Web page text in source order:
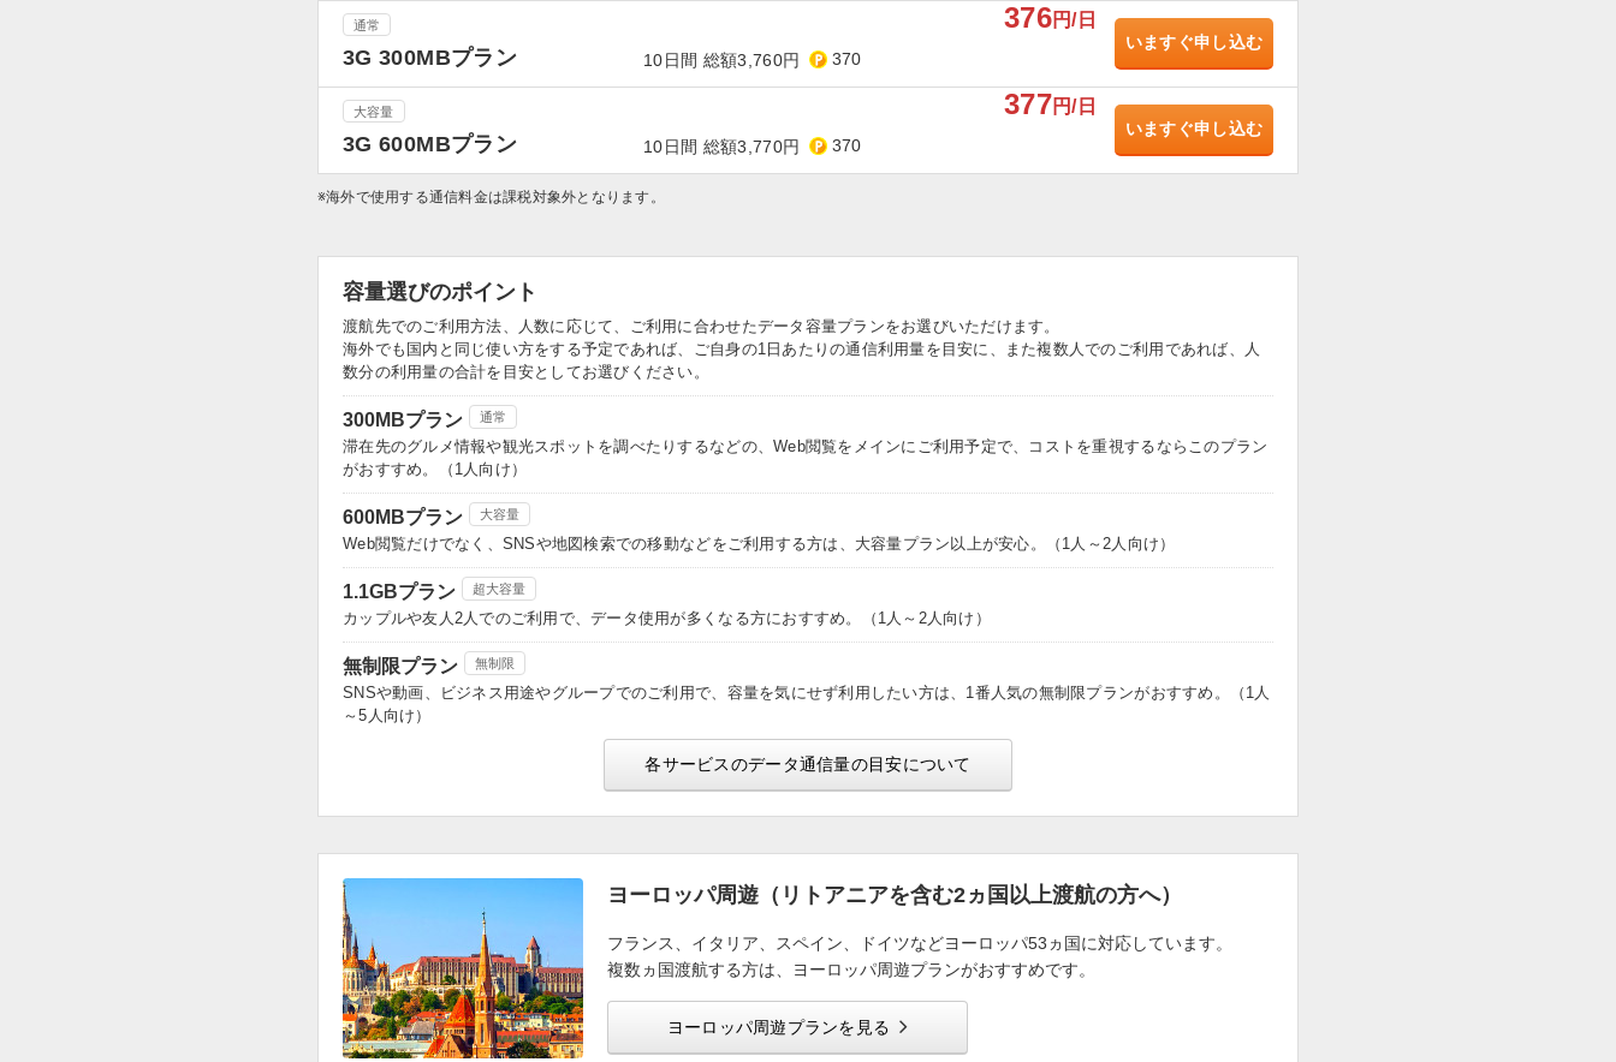
通常
3G 300MBプラン 10日間 総額3,760円 370
376円/日
いますぐ申し込む
大容量
3G 600MBプラン 10日間 総額3,770円 370
377円/日
いますぐ申し込む
※海外で使用する通信料金は課税対象外となります。
容量選びのポイント
渡航先でのご利用方法、人数に応じて、ご利用に合わせたデータ容量プランをお選びいただけます。
海外でも国内と同じ使い方をする予定であれば、ご自身の1日あたりの通信利用量を目安に、また複数人でのご利用であれば、人
数分の利用量の合計を目安としてお選びください。
300MBプラン 通常
滞在先のグルメ情報や観光スポットを調べたりするなどの、Web閲覧をメインにご利用予定で、コストを重視するならこのプラン
がおすすめ。（1人向け）
600MBプラン 大容量
Web閲覧だけでなく、SNSや地図検索での移動などをご利用する方は、大容量プラン以上が安心。（1人～2人向け）
1.1GBプラン 超大容量
カップルや友人2人でのご利用で、データ使用が多くなる方におすすめ。（1人～2人向け）
無制限プラン 無制限
SNSや動画、ビジネス用途やグループでのご利用で、容量を気にせず利用したい方は、1番人気の無制限プランがおすすめ。（1人
～5人向け）
各サービスのデータ通信量の目安について
ヨーロッパ周遊（リトアニアを含む2ヵ国以上渡航の方へ）
フランス、イタリア、スペイン、ドイツなどヨーロッパ53ヵ国に対応しています。
複数ヵ国渡航する方は、ヨーロッパ周遊プランがおすすめです。
ヨーロッパ周遊プランを見る